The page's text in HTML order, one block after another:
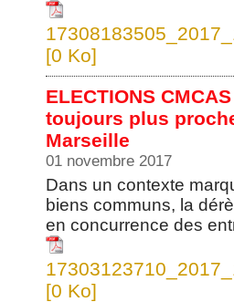
[0 Ko]
ELECTIONS
toujours plus
Marseille
01 novembre 2017
Dans un contexte
biens communs, la
en concurrence des
[0 Ko]